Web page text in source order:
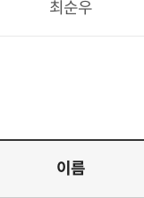
최순우
이름